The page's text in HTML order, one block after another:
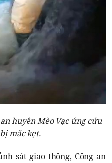
huyện Mèo Vạc ứng cứu
mắc kẹt.
sát giao thông, Công an